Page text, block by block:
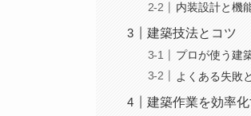
内装設計と機
建築技法とコツ
プロが使う建
よくある失敗
建築作業を効率